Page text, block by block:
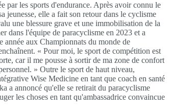
par les sports d'endurance. Après avoir connu le
jeunesse, elle a fait son retour dans le cyclisme
une blessure grave et une immobilisation de la
dans l'équipe de paracyclisme en 2023 et a
année aux Championnats du monde de
« Pour moi, le sport de compétition est
car il me pousse à sortir de ma zone de confort
» Outre le sport de haut niveau,
Wise Medicine en tant que coach en santé
a annoncé qu'elle se retirait du paracyclisme
les choses en tant qu'ambassadrice convaincue